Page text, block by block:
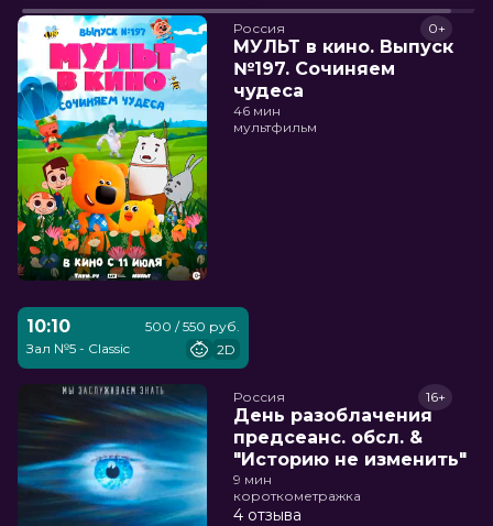
Россия
МУЛЬТ в кино. Выпуск
№197. Сочиняем
чудеса
0+
46 мин
мультфильм
10:10
Зал №5 - Classic
500 / 550 руб.
2D
Россия
День разоблачения
предсеанс. обсл. &
"Историю не изменить"
16+
9 мин
короткометражка
4 отзыва